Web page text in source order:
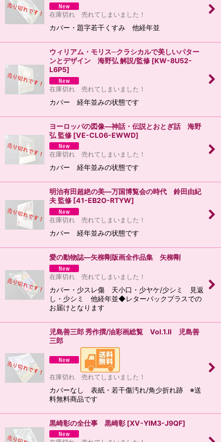
在庫切れ 売れてしまいました！
カバー・題字若干くすみ 他経年並
ウィリアム・モリス─クラシカルで美しいパター
ンとデザイン 海野弘 解説/監修 [KW-8U52-
L6P5]
在庫切れ 売れてしまいました！
カバー 経年並みの状態です
ヨーロッパの図像―神話・伝説とおとぎ話 海野
弘 監修 [VE-CL06-EWWD]
在庫切れ 売れてしまいました！
カバー 経年並みの状態です
明治有田超絶の美―万国博覧会の時代 鈴田由紀
夫 監修 [41-EB2O-RTYW]
在庫切れ 売れてしまいました！
カバー 経年並みの状態です
愛の動物誌―矢柳剛版画全作品集 矢柳剛
在庫切れ 売れてしまいました！
カバー・少スレ傷 天小口・少ヤケ/少シミ 見返
し・少シミ 他経年並◆レターパックプラスでの
お届けとなります
児島善三郎 秀作撰/油彩画総覧 Vol.1.II 児島善
三郎
在庫切れ 売れてしまいました！
カバーなし 表紙・若干傷汚れ/角少折れ跡 ※送
料無料商品です
黒崎彰の全仕事 黒崎彰 [XV-YIM3-J9QF]